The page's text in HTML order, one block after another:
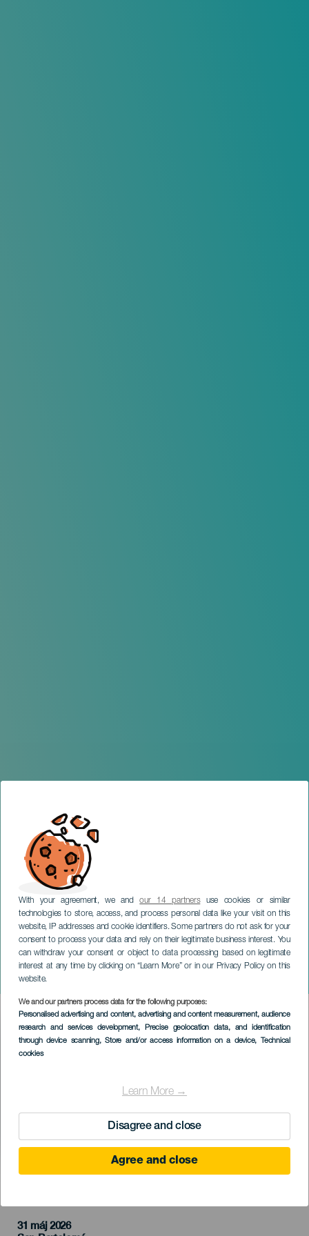
With your agreement, we andour 14 partnersuse cookies or similar
technologies to store, access, and process personal data like your visit on this
website, IP addresses and cookie identifiers. Some partners do not ask for your
consent to process your data and rely on their legitimate business interest. You
can withdraw your consent or object to data processing based on legitimate
interest at any time by clicking on “Learn More” or in our Privacy Policy on this
website.
We and our partners process data for the following purposes:
Personalised advertising and content, advertising and content measurement, audience
research and services development, Precise geolocation data, and identification
through device scanning, Store and/or access information on a device, Technical
cookies
Learn More →
Disagree and close
Agree and close
Abián Díaz: Szánalmas
műsor
LANZAROTE
Imagen
Listado
31 máj 2026